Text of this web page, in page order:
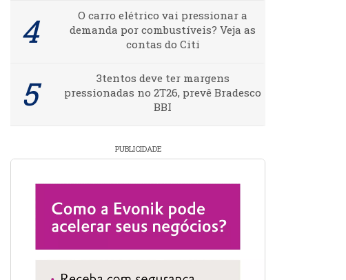
O carro elétrico vai pressionar a
demanda por combustíveis? Veja as
contas do Citi
3tentos deve ter margens
pressionadas no 2T26, prevê Bradesco
BBI
PUBLICIDADE